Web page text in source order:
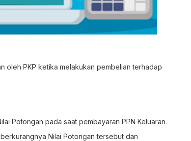
oleh PKP ketika melakukan pembelian terhadap
Potongan pada saat pembayaran PPN Keluaran.
Nilai Potongan tersebut dan